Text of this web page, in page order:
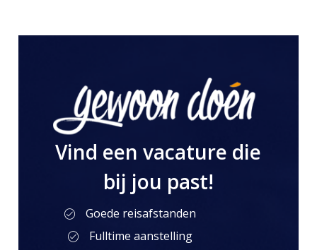
Vind een vacature die
bij jou past!
Goede reisafstanden
Fulltime aanstelling